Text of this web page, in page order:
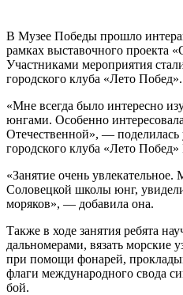
В Музее Победы прошло
рамках выставочного проекта
Участниками мероприятия
городского клуба «Лето Побед».
«Мне всегда было интересно
юнгами. Особенно
Отечественной», — поделилась
городского клуба «Лето
«Занятие очень
Соловецкой школы юнг,
моряков», — добавила она.
Также в ходе занятия ребята
дальномерами, вязать морские
при помощи фонарей,
флаги международного свода
бой.